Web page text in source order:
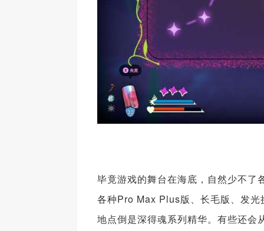
毕竟游戏的舞台在海底，自然少不了
各种Pro Max Plus版、长毛版、发
地点倒是深得魂系列精华。有些还会